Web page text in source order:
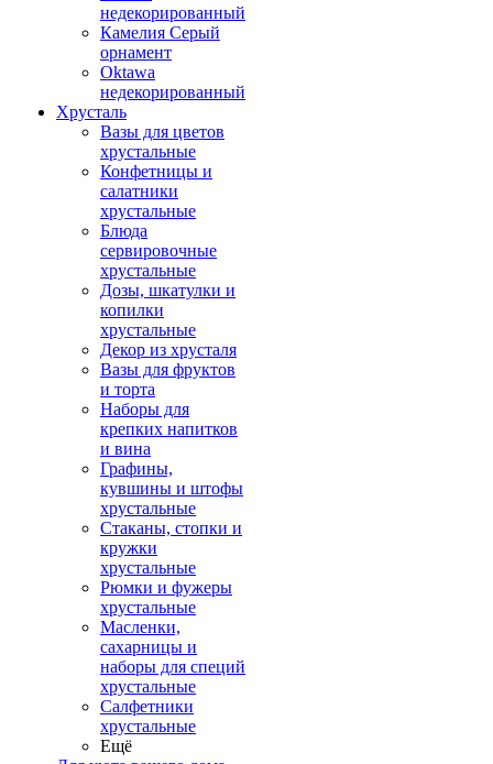
недекорированный
Камелия Серый
орнамент
Oktawa
недекорированный
Хрусталь
Вазы для цветов
хрустальные
Конфетницы и
салатники
хрустальные
Блюда
сервировочные
хрустальные
Дозы, шкатулки и
копилки
хрустальные
Декор из хрусталя
Вазы для фруктов
и торта
Наборы для
крепких напитков
и вина
Графины,
кувшины и штофы
хрустальные
Стаканы, стопки и
кружки
хрустальные
Рюмки и фужеры
хрустальные
Масленки,
сахарницы и
наборы для специй
хрустальные
Салфетники
хрустальные
Ещё